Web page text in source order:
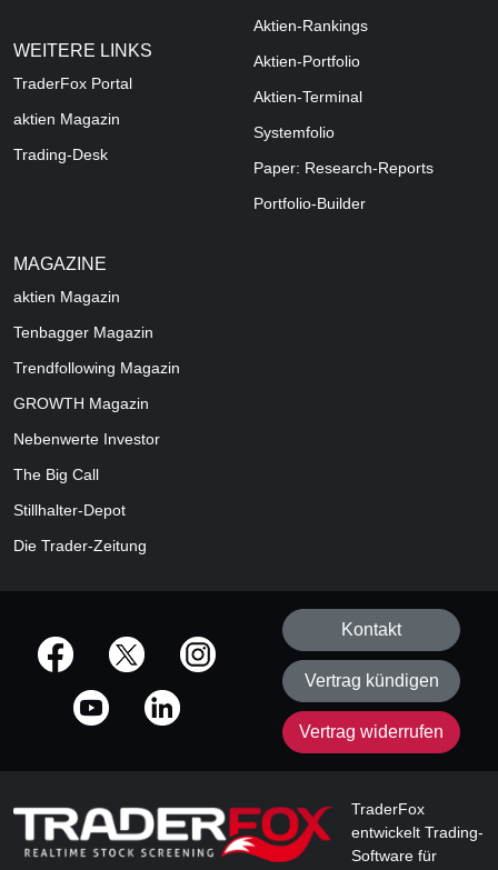
WEITERE LINKS
TraderFox Portal
aktien Magazin
Trading-Desk
Aktien-Rankings
Aktien-Portfolio
Aktien-Terminal
Systemfolio
Paper: Research-Reports
Portfolio-Builder
MAGAZINE
aktien Magazin
Tenbagger Magazin
Trendfollowing Magazin
GROWTH Magazin
Nebenwerte Investor
The Big Call
Stillhalter-Depot
Die Trader-Zeitung
offizielle Social Media-Accounts
Kontakt
Vertrag kündigen
Vertrag widerrufen
TraderFox
entwickelt Trading-
Software für